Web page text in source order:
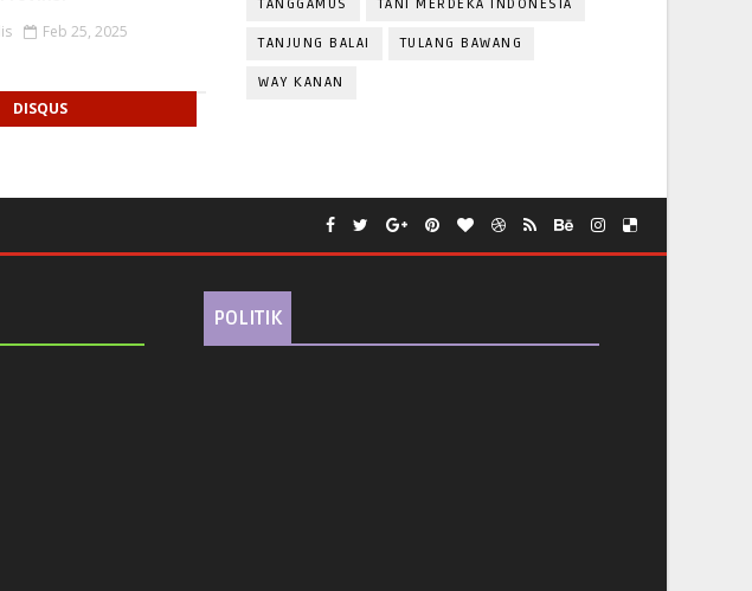
Feb 25, 2025
DISQUS
TANGGAMUS TANI MERDEKA INDONESIA
TANJUNG BALAI TULANG BAWANG
WAY KANAN
POLITIK